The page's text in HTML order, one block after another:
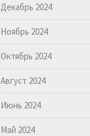
Декабрь 2024
Ноябрь 2024
Октябрь 2024
Август 2024
Июнь 2024
Май 2024